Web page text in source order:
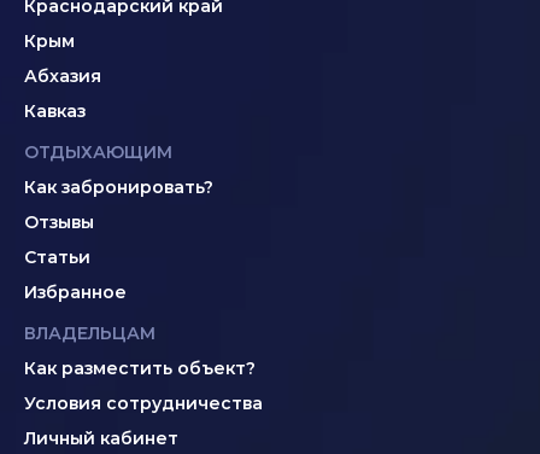
Краснодарский край
Крым
Абхазия
Кавказ
ОТДЫХАЮЩИМ
Как забронировать?
Отзывы
Статьи
Избранное
ВЛАДЕЛЬЦАМ
Как разместить объект?
Условия сотрудничества
Личный кабинет